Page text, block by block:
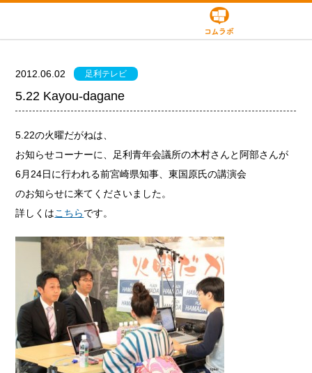
2012.06.02 足利テレビ
5.22 Kayou-dagane
5.22の火曜だがねは、
お知らせコーナーに、足利青年会議所の木村さんと阿部さんが
6月24日に行われる前宮崎県知事、東国原氏の講演会
のお知らせに来てくださいました。
詳しくはこちらです。